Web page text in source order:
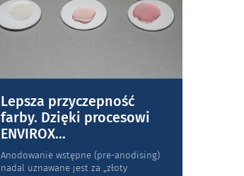
Lepsza przyczepność
farby. Dzięki procesowi
ENVIROX...
Anodowanie wstępne (pre-anodising)
nadal uznawane jest za „złoty